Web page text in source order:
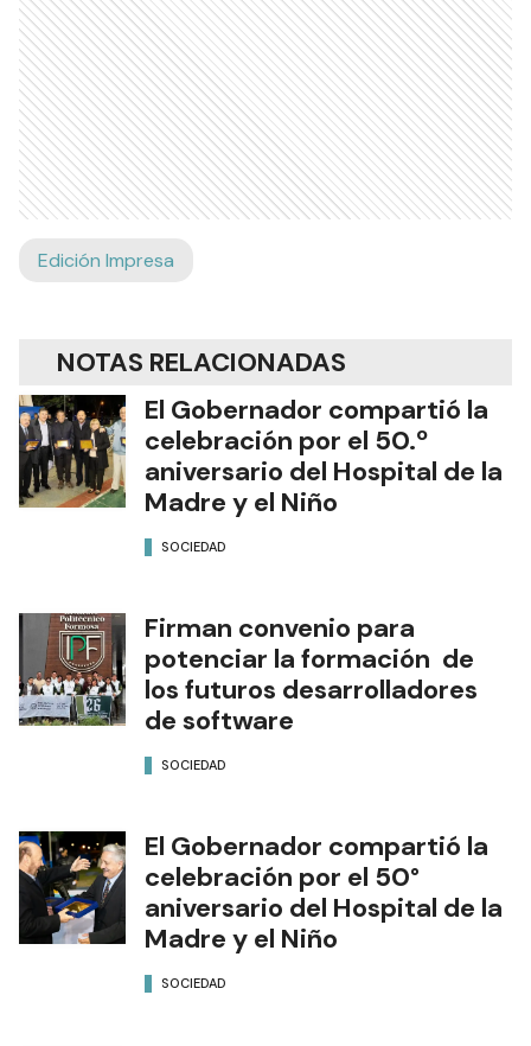
Edición Impresa
NOTAS RELACIONADAS
El Gobernador compartió la
celebración por el 50.º
aniversario del Hospital de la
Madre y el Niño
SOCIEDAD
Firman convenio para
potenciar la formación de
los futuros desarrolladores
de software
SOCIEDAD
El Gobernador compartió la
celebración por el 50°
aniversario del Hospital de la
Madre y el Niño
SOCIEDAD